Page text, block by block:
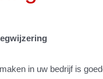
in uw bedrijf is